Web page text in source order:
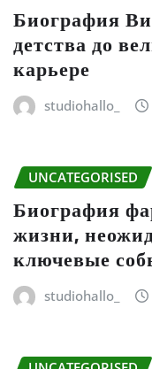
Биография
детства до
карьере
studiohallo_
UNCATEGORISED
Биография
жизни,
ключевые
studiohallo_